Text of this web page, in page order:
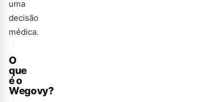
uma
decisão
médica.
O
que
é o
Wegovy?